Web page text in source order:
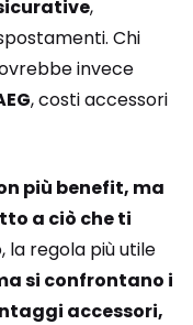
,
Chi
invece
, costi accessori
più benefit, ma
a ciò che ti
la regola più utile
si confrontano i
accessori,